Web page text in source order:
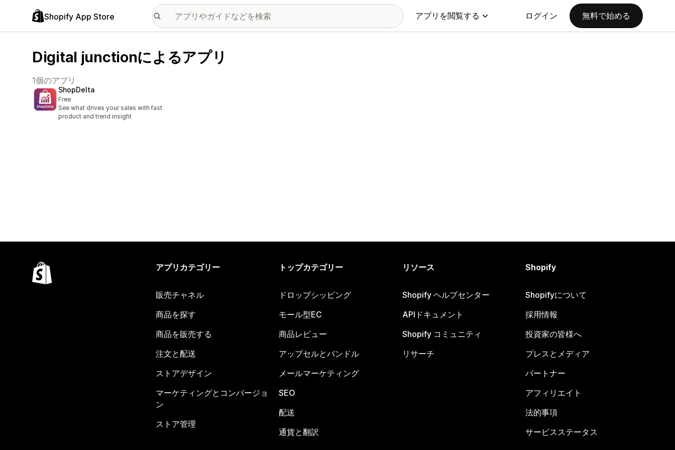
Shopify App Store アプリを閲覧する ログイン 無料で始める
Digital junctionによるアプリ
1個のアプリ
ShopDelta
Free
See what drives your sales with fast
product and trend insight
アプリカテゴリー
販売チャネル
商品を探す
商品を販売する
注文と配送
ストアデザイン
マーケティングとコンバージョ
ン
ストア管理
トップカテゴリー
ドロップシッピング
モール型EC
商品レビュー
アップセルとバンドル
メールマーケティング
SEO
配送
通貨と翻訳
リソース
Shopify ヘルプセンター
APIドキュメント
Shopify コミュニティ
リサーチ
Shopify
Shopifyについて
採用情報
投資家の皆様へ
プレスとメディア
パートナー
アフィリエイト
法的事項
サービスステータス